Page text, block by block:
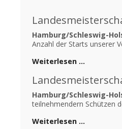
Hamburg/Schleswig-
Anzahl der Starts unserer
Weiterlesen …
Hamburg/Schleswig-
teilnehmendern Schützen
Weiterlesen …